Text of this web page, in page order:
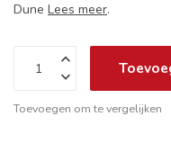
Dune Lees meer.
Toevoegen om te vergelijken